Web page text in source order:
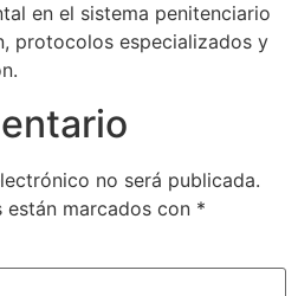
en el sistema penitenciario
protocolos especializados y
no será publicada.
marcados con *